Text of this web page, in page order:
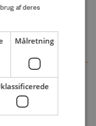
indenfor
af deres
Målretning